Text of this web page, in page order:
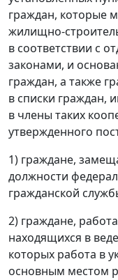
граждан, которые
жилищно-
в соответствии с
законами, и
граждан, а также
в списки
в члены таких
утвержденного
1) граждане,
должности
гражданской
2) граждане,
находящихся в
которых работа в
основным местом